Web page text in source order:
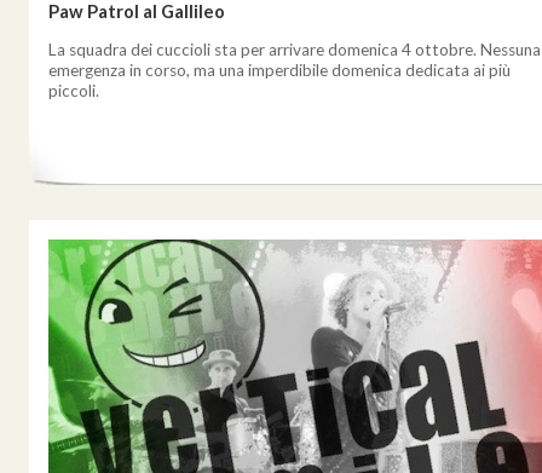
Paw Patrol al Gallileo
La squadra dei cuccioli sta per arrivare domenica 4 ottobre. Nessuna
emergenza in corso, ma una imperdibile domenica dedicata ai più
piccoli.